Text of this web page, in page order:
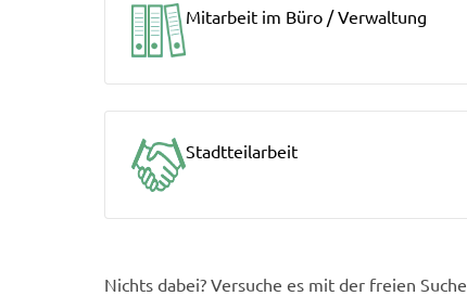
Mitarbeit im Büro / Verwaltung
Stadtteilarbeit
Nichts dabei? Versuche es mit der freien Suche